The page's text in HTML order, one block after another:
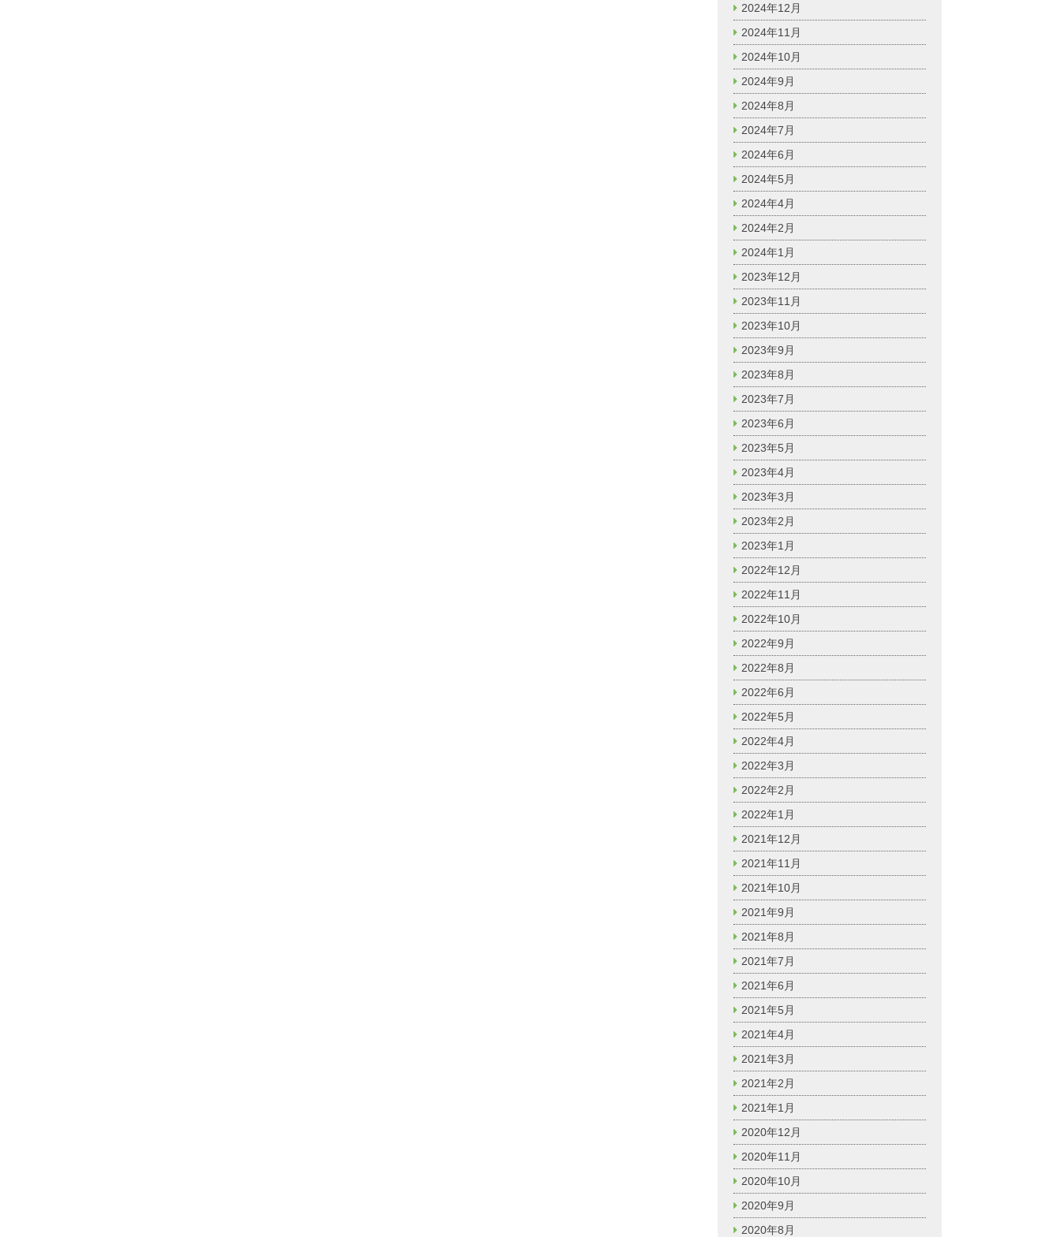
2024年12月
2024年11月
2024年10月
2024年9月
2024年8月
2024年7月
2024年6月
2024年5月
2024年4月
2024年2月
2024年1月
2023年12月
2023年11月
2023年10月
2023年9月
2023年8月
2023年7月
2023年6月
2023年5月
2023年4月
2023年3月
2023年2月
2023年1月
2022年12月
2022年11月
2022年10月
2022年9月
2022年8月
2022年6月
2022年5月
2022年4月
2022年3月
2022年2月
2022年1月
2021年12月
2021年11月
2021年10月
2021年9月
2021年8月
2021年7月
2021年6月
2021年5月
2021年4月
2021年3月
2021年2月
2021年1月
2020年12月
2020年11月
2020年10月
2020年9月
2020年8月